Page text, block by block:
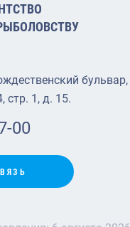
бульвар,
стр. 1, д. 15.
00